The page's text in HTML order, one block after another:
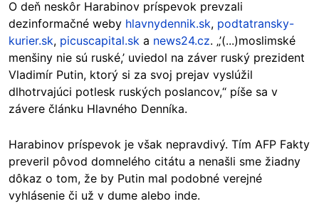
O deň neskôr Harabinov príspevok prevzali
dezinformačné weby hlavnydennik.sk, podtatransky-
kurier.sk, picuscapital.sk a news24.cz. „’(...)moslimské
menšiny nie sú ruské,’ uviedol na záver ruský prezident
Vladimír Putin, ktorý si za svoj prejav vyslúžil
dlhotrvajúci potlesk ruských poslancov,“ píše sa v
závere článku Hlavného Denníka.
Harabinov príspevok je však nepravdivý. Tím AFP Fakty
preveril pôvod domnelého citátu a nenašli sme žiadny
dôkaz o tom, že by Putin mal podobné verejné
vyhlásenie či už v dume alebo inde.